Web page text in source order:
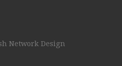
Network Design